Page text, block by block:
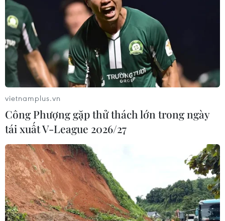
Băng giá xuất hiện ở vùng cao
Quảng Ninh
23/01/2024 04:20
Sáng 23/1/2024, nhiệt độ tại khu vực chùa Đồng, Yên
Tử và đỉnh Cao Ly, huyện Bình Liêu, xuống thấp, xuất
hiện băng giá.
vietnamplus.vn
Công Phượng gặp thử thách lớn trong ngày
tái xuất V-League 2026/27